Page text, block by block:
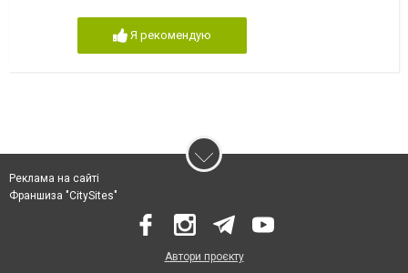
Я рекомендую
Реклама на сайті
Франшиза "CitySites"
Автори проєкту